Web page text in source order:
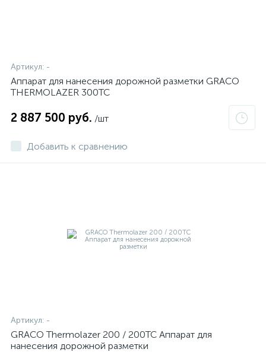
Артикул: -
Аппарат для нанесения дорожной разметки GRACO
THERMOLAZER 300ТС
2 887 500 руб. /шт
Добавить к сравнению
Артикул: -
GRACO Thermolazer 200 / 200TC Аппарат для
нанесения дорожной разметки